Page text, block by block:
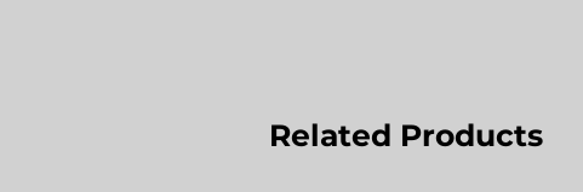
Related Products